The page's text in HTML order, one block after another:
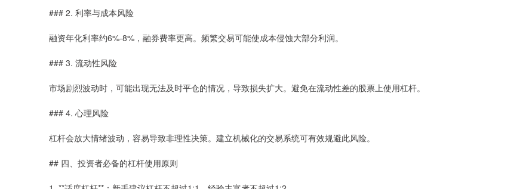
### 2. 利率与成本风险
融资年化利率约6%-8%，融券费率更高。频繁交易可能使成本侵蚀大部分利润。
### 3. 流动性风险
市场剧烈波动时，可能出现无法及时平仓的情况，导致损失扩大。避免在流动性差的股票上使用杠杆。
### 4. 心理风险
杠杆会放大情绪波动，容易导致非理性决策。建立机械化的交易系统可有效规避此风险。
## 四、投资者必备的杠杆使用原则